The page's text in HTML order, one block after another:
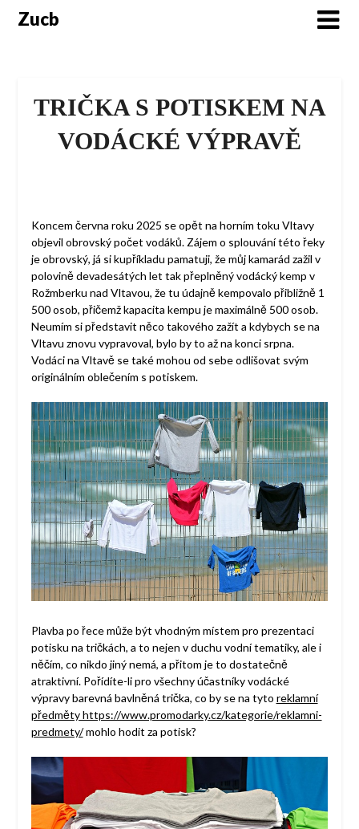
SkipZucb
TRIČKA S POTISKEM NA
VODÁCKÉ VÝPRAVĚ
Koncem června roku 2025 se opět na horním toku Vltavy
objevil obrovský počet vodáků. Zájem o splouvání této řeky
je obrovský, já si kupříkladu pamatuji, že můj kamarád zažil v
polovině devadesátých let tak přeplněný vodácký kemp v
Rožmberku nad Vltavou, že tu údajně kempovalo přibližně 1
500 osob, přičemž kapacita kempu je maximálně 500 osob.
Neumím si představit něco takového zažít a kdybych se na
Vltavu znovu vypravoval, bylo by to až na konci srpna.
Vodáci na Vltavě se také mohou od sebe odlišovat svým
originálním oblečením s potiskem.
Plavba po řece může být vhodným místem pro prezentaci
potisku na tričkách, a to nejen v duchu vodní tematiky, ale i
něčím, co nikdo jiný nemá, a přitom je to dostatečně
atraktivní. Pořídíte-li pro všechny účastníky vodácké
výpravy barevná bavlněná trička, co by se na tyto reklamní
předměty https://www.promodarky.cz/kategorie/reklamni-
predmety/mohlo hodit za potisk?